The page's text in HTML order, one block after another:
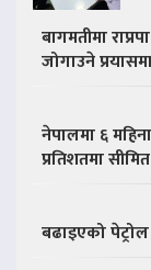
बागमतीमा
जोगाउने
नेपालमा ६
प्रतिशतमा सीमित
बढाइएको